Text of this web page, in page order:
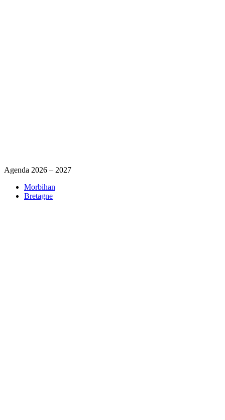
Agenda 2026 – 2027
Morbihan
Bretagne